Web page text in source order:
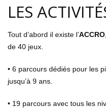
LES
Tout d’abord il existe l’ACCRO
de 40 jeux.
• 6 parcours dédiés pour les
jusqu’à 9 ans.
• 19 parcours avec tous les